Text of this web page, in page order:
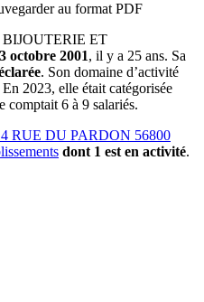
au format PDF
ET
octobre 2001, il y a 25 ans. Sa
. Son domaine d’activité
En 2023, elle était catégorisée
comptait 6 à 9 salariés.
RUE DU PARDON 56800
s dont 1 est en activité.